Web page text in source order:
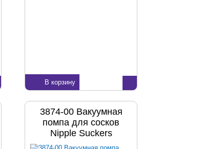
В корзину
3874-00 Вакуумная
помпа для сосков
Nipple Suckers